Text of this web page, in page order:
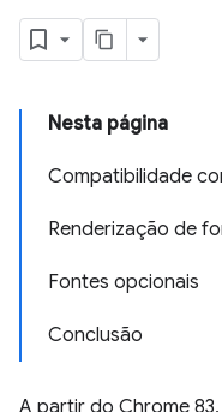
Nesta página
Compatibilidade
Renderização de
Fontes opcionais
Conclusão
A partir do Chrome